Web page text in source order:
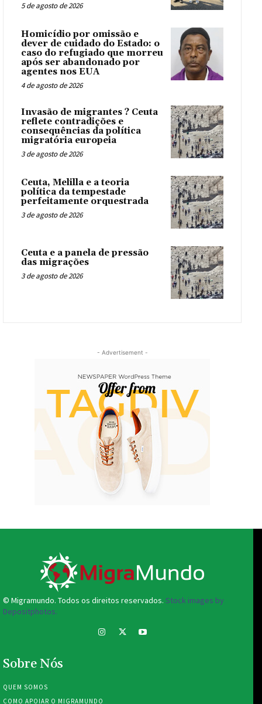
5 de agosto de 2026
Homicídio por omissão e
dever de cuidado do Estado: o
caso do refugiado que morreu
após ser abandonado por
agentes nos EUA
4 de agosto de 2026
Invasão de migrantes ? Ceuta
reflete contradições e
consequências da política
migratória europeia
3 de agosto de 2026
Ceuta, Melilla e a teoria
política da tempestade
perfeitamente orquestrada
3 de agosto de 2026
Ceuta e a panela de pressão
das migrações
3 de agosto de 2026
- Advertisement -
© Migramundo. Todos os direitos reservados. Stock images by
Depositphotos.
Sobre Nós
QUEM SOMOS
COMO APOIAR O MIGRAMUNDO